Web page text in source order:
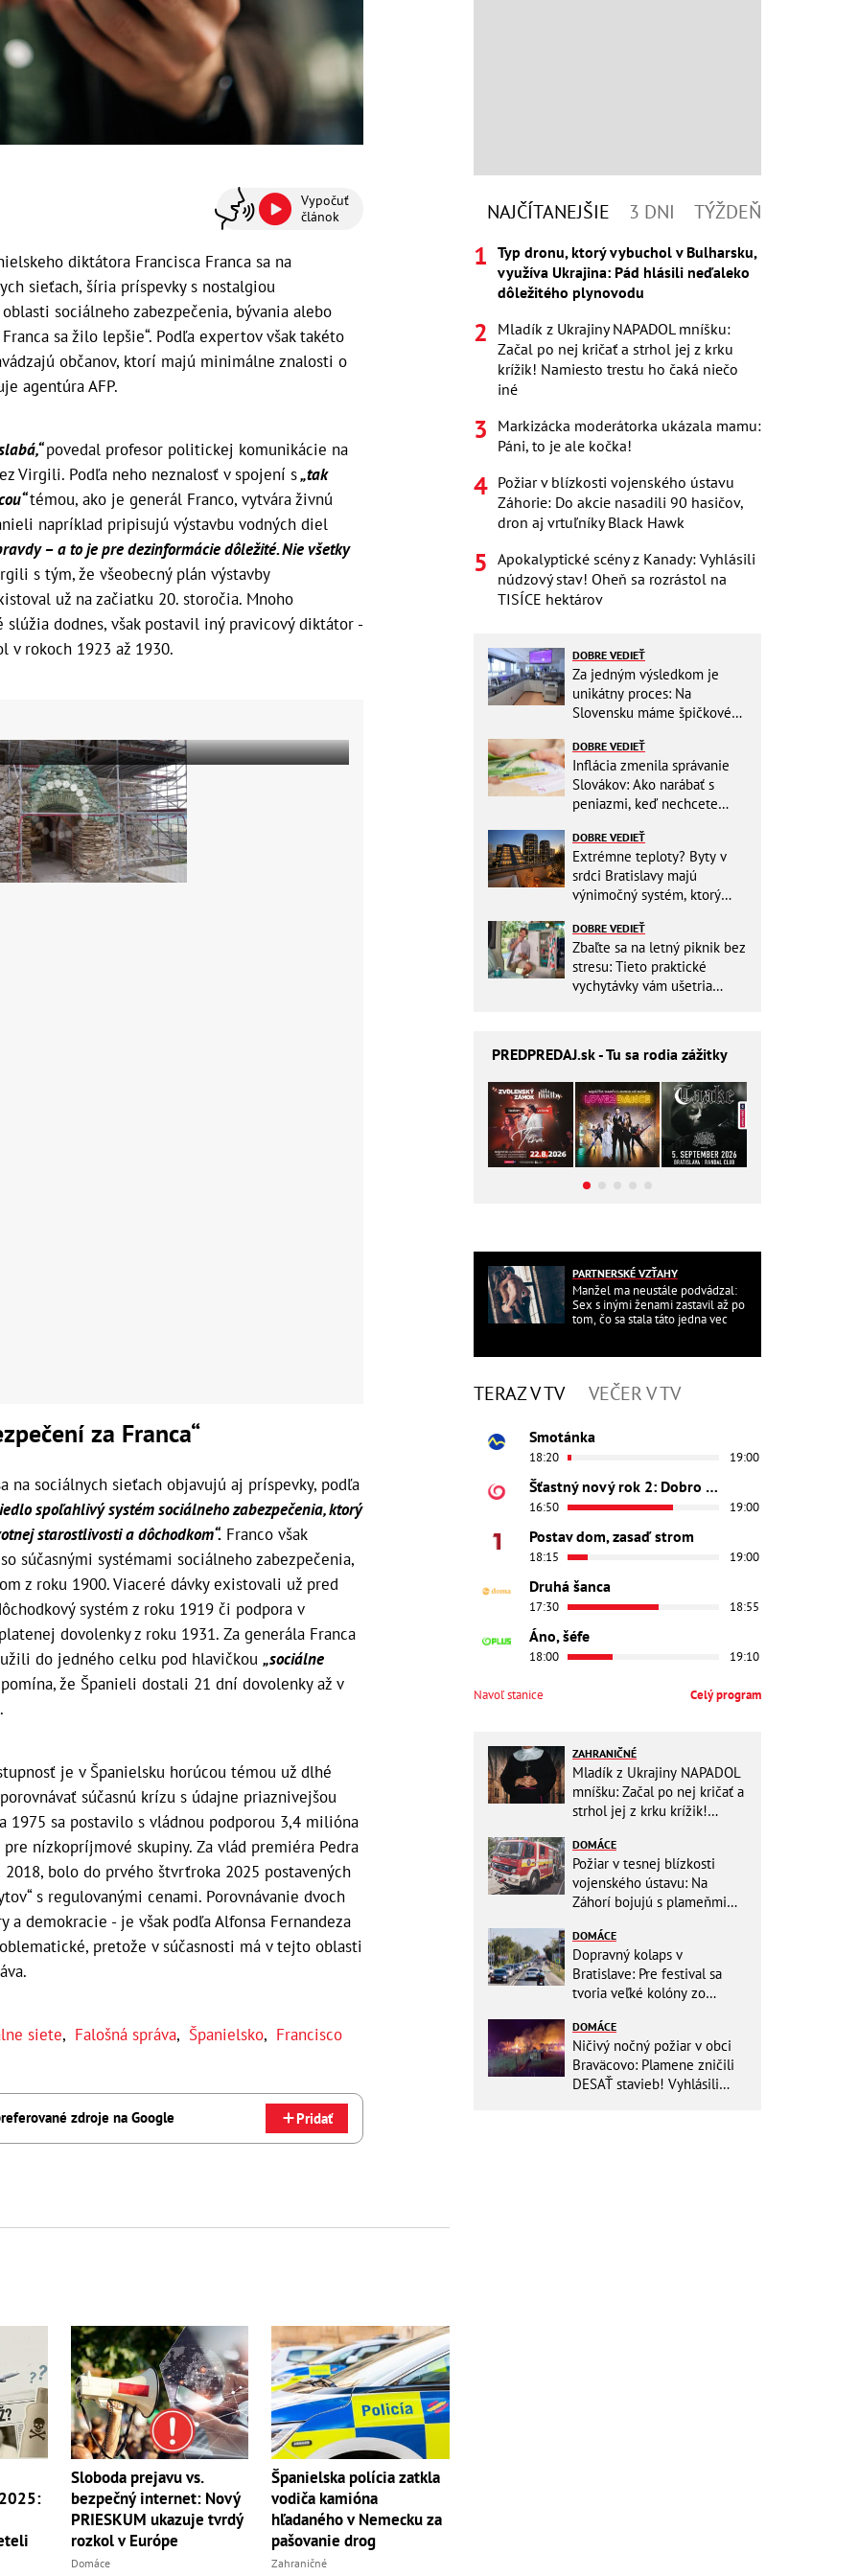
Vypočuť
článok
diktátora Francisca Franca sa na
sieťach, šíria príspevky s nostalgiou
sociálneho zabezpečenia, bývania alebo
sa žilo lepšie“. Podľa expertov však takéto
občanov, ktorí majú minimálne znalosti o
agentúra AFP.
povedal profesor politickej komunikácie na
Virgili. Podľa neho neznalosť v spojení s„tak
témou, ako je generál Franco, vytvára živnú
napríklad pripisujú výstavbu vodných diel
– a to je pre dezinformácie dôležité. Nie všetky
s tým, že všeobecný plán výstavby
už na začiatku 20. storočia. Mnoho
dodnes, však postavil iný pravicový diktátor -
v rokoch 1923 až 1930.
za Franca“
na sociálnych sieťach objavujú aj príspevky, podľa
spoľahlivý systém sociálneho zabezpečenia, ktorý
starostlivosti a dôchodkom“. Franco však
súčasnými systémami sociálneho zabezpečenia,
z roku 1900. Viaceré dávky existovali už pred
systém z roku 1919 či podpora v
dovolenky z roku 1931. Za generála Franca
do jedného celku pod hlavičkou „sociálne
že Španieli dostali 21 dní dovolenky až v
je v Španielsku horúcou témou už dlhé
súčasnú krízu s údajne priaznivejšou
1975 sa postavilo s vládnou podporou 3,4 milióna
nízkopríjmové skupiny. Za vlád premiéra Pedra
bolo do prvého štvrťroka 2025 postavených
s regulovanými cenami. Porovnávanie dvoch
demokracie - je však podľa Alfonsa Fernandeza
pretože v súčasnosti má v tejto oblasti
siete, Falošná správa, Španielsko, Francisco
zdroje na Google Pridať
Sloboda prejavu vs.
bezpečný internet: Nový
PRIESKUM ukazuje tvrdý
rozkol v Európe
Domáce
Španielska polícia zatkla
vodiča kamióna
hľadaného v Nemecku za
pašovanie drog
Zahraničné
NAJČÍTANEJŠIE 3 DNI TÝŽDEŇ
Typ dronu, ktorý vybuchol v Bulharsku,
využíva Ukrajina: Pád hlásili neďaleko
dôležitého plynovodu
Mladík z Ukrajiny NAPADOL mníšku:
Začal po nej kričať a strhol jej z krku
krížik! Namiesto trestu ho čaká niečo
iné
Markizácka moderátorka ukázala mamu:
Páni, to je ale kočka!
Požiar v blízkosti vojenského ústavu
Záhorie: Do akcie nasadili 90 hasičov,
dron aj vrtuľníky Black Hawk
Apokalyptické scény z Kanady: Vyhlásili
núdzový stav! Oheň sa rozrástol na
TISÍCE hektárov
DOBRE VEDIEŤ
Za jedným výsledkom je
unikátny proces: Na
Slovensku máme špičkové
DOBRE VEDIEŤ
Inflácia zmenila správanie
Slovákov: Ako narábať s
peniazmi, keď nechcete
DOBRE VEDIEŤ
Extrémne teploty? Byty v
srdci Bratislavy majú
výnimočný systém, ktorý
DOBRE VEDIEŤ
Zbaľte sa na letný piknik bez
stresu: Tieto praktické
vychytávky vám ušetria
PREDPREDAJ.sk - Tu sa rodia zážitky
PARTNERSKÉ VZŤAHY
Manžel ma neustále podvádzal:
Sex s inými ženami zastavil až po
tom, čo sa stala táto jedna vec
TERAZ V TV VEČER V TV
Smotánka
18:20 19:00
Šťastný nový rok 2: Dobro došli
16:50 19:00
Postav dom, zasaď strom
18:15 19:00
Druhá šanca
17:30 18:55
Áno, šéfe
18:00 19:10
Navoľ stanice Celý program
ZAHRANIČNÉ
Mladík z Ukrajiny NAPADOL
mníšku: Začal po nej kričať a
strhol jej z krku krížik!
niečo iné
DOMÁCE
Požiar v tesnej blízkosti
vojenského ústavu: Na
Záhorí bojujú s plameňmi
DOMÁCE
Dopravný kolaps v
Bratislave: Pre festival sa
tvoria veľké kolóny zo
DOMÁCE
Ničivý nočný požiar v obci
Braväcovo: Plamene zničili
DESAŤ stavieb! Vyhlásili